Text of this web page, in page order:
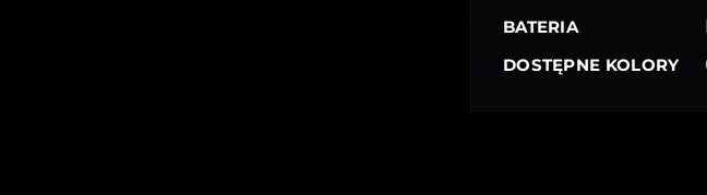
BATERIA
DOSTĘPNE KOLORY